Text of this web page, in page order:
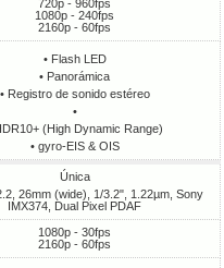
720p - 960fps
1080p - 240fps
2160p - 60fps
• Flash LED
• Panorámica
• Registro de sonido estéreo
•
(High Dynamic Range)
• gyro-EIS & OIS
Única
26mm (wide), 1/3.2", 1.22µm, Sony
IMX374, Dual Pixel PDAF
1080p - 30fps
2160p - 60fps